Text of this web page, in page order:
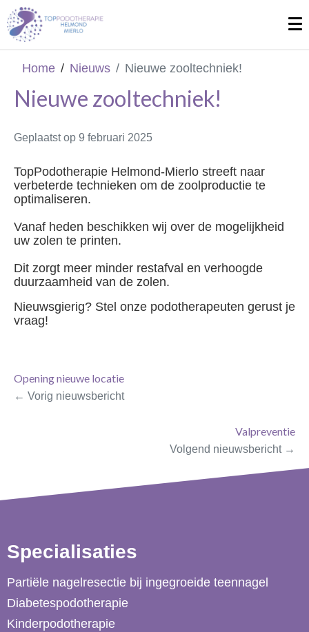
Home Nieuws Nieuwe zooltechniek!
Nieuwe zooltechniek!
Geplaatst op 9 februari 2025
TopPodotherapie Helmond-Mierlo streeft naar
verbeterde technieken om de zoolproductie te
optimaliseren.
Vanaf heden beschikken wij over de mogelijkheid
uw zolen te printen.
Dit zorgt meer minder restafval en verhoogde
duurzaamheid van de zolen.
Nieuwsgierig? Stel onze podotherapeuten gerust je
vraag!
Opening nieuwe locatie
Vorig nieuwsbericht
Valpreventie
Volgend nieuwsbericht
Specialisaties
Partiële nagelresectie bij ingegroeide teennagel
Diabetespodotherapie
Kinderpodotherapie